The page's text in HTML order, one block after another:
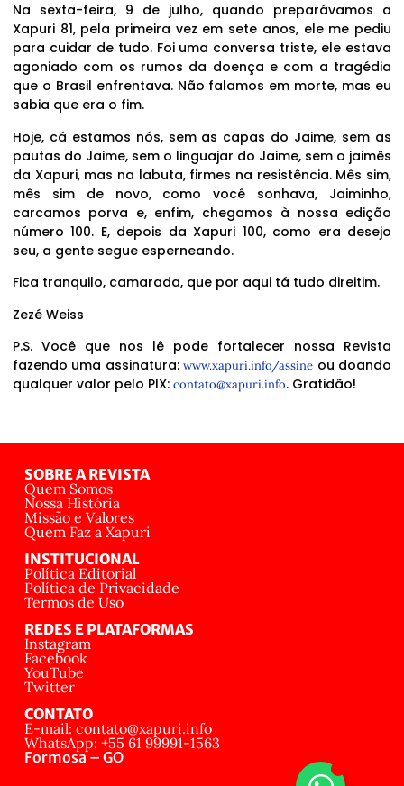
Na sexta-feira, 9 de julho, quando preparávamos a
Xapuri 81, pela primeira vez em sete anos, ele me pediu
para cuidar de tudo. Foi uma conversa triste, ele estava
agoniado com os rumos da doença e com a tragédia
que o Brasil enfrentava. Não falamos em morte, mas eu
sabia que era o fim.
Hoje, cá estamos nós, sem as capas do Jaime, sem as
pautas do Jaime, sem o linguajar do Jaime, sem o jaimês
da Xapuri, mas na labuta, firmes na resistência. Mês sim,
mês sim de novo, como você sonhava, Jaiminho,
carcamos porva e, enfim, chegamos à nossa edição
número 100. E, depois da Xapuri 100, como era desejo
seu, a gente segue esperneando.
Fica tranquilo, camarada, que por aqui tá tudo direitim.
Zezé Weiss
P.S. Você que nos lê pode fortalecer nossa Revista
fazendo uma assinatura:www.xapuri.info/assine ou doando
qualquer valor pelo PIX: contato@xapuri.info. Gratidão!
SOBRE A REVISTA
Quem Somos
Nossa História
Missão e Valores
Quem Faz a Xapuri
INSTITUCIONAL
Política Editorial
Política de Privacidade
Termos de Uso
REDES E PLATAFORMAS
Instagram
Facebook
YouTube
Twitter
CONTATO
E-mail: contato@xapuri.info
WhatsApp: +55 61 99991-1563
Formosa – GO